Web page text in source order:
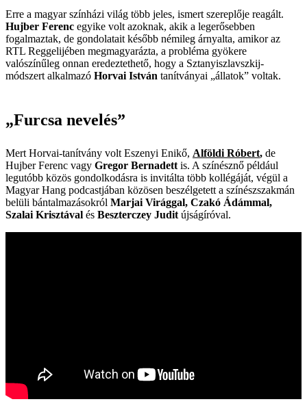
Erre a magyar színházi világ több jeles, ismert szereplője reagált.
Hujber Ferenc egyike volt azoknak, akik a legerősebben
fogalmaztak, de gondolatait később némileg árnyalta, amikor az
RTL Reggelijében megmagyarázta, a probléma gyökere
valószínűleg onnan eredeztethető, hogy a Sztanyiszlavszkij-
módszert alkalmazó Horvai István tanítványai „állatok” voltak.
„Furcsa nevelés”
Mert Horvai-tanítvány volt Eszenyi Enikő, Alföldi Róbert, de
Hujber Ferenc vagy Gregor Bernadett is. A színésznő például
legutóbb közös gondolkodásra is invitálta több kollégáját, végül a
Magyar Hang podcastjában közösen beszélgetett a színészszakmán
belüli bántalmazásokról Marjai Virággal, Czakó Ádámmal,
Szalai Krisztával és Beszterczey Judit újságíróval.